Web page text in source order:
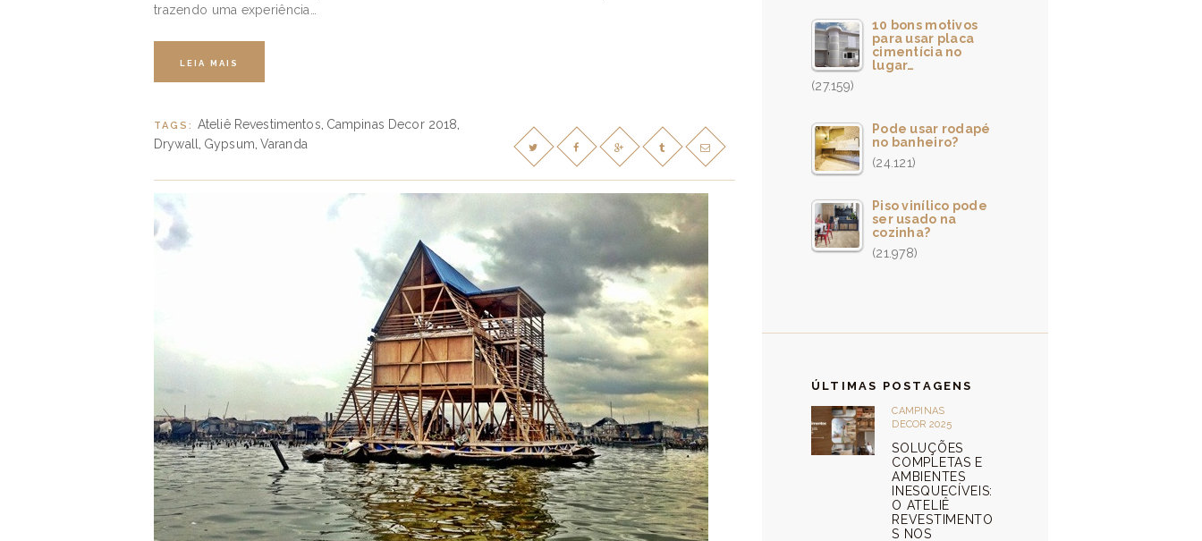
trazendo uma experiência…
LEIA MAIS
TAGS: Ateliê Revestimentos Campinas Decor 2018
Drywall Gypsum Varanda
10 bons motivos
para usar placa
cimentícia no
lugar…
(27.159)
Pode usar rodapé
no banheiro?
(24.121)
Piso vinílico pode
ser usado na
cozinha?
(21.978)
ÚLTIMAS POSTAGENS
CAMPINAS
DECOR 2025
SOLUÇÕES
COMPLETAS E
AMBIENTES
INESQUECÍVEIS:
O ATELIÊ
REVESTIMENTO
S NOS